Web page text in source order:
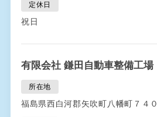
定休日
祝日
有限会社 鎌田自動車整備工場
所在地
福島県西白河郡矢吹町八幡町７４０